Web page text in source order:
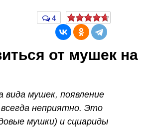
4
от мушек на
мушек, появление
неприятно. Это
мушки) и сциариды